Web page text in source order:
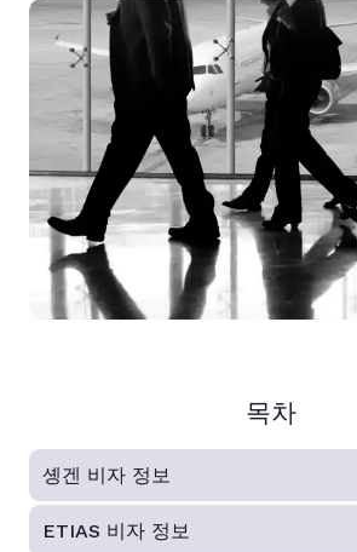
목차
솅겐 비자 정보
ETIAS 비자 정보